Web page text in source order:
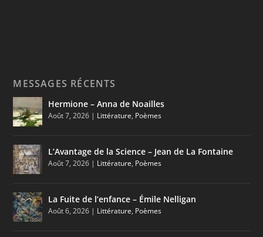
MESSAGES RÉCENTS
Hermione – Anna de Noailles
Août 7, 2026 | Littérature, Poèmes
L’Avantage de la Science – Jean de La Fontaine
Août 7, 2026 | Littérature, Poèmes
La Fuite de l’enfance – Émile Nelligan
Août 6, 2026 | Littérature, Poèmes